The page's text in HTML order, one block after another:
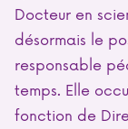
Docteur en
désormais le
responsable
temps. Elle
fonction de